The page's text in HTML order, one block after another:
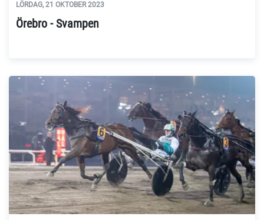
LÖRDAG, 21 OKTOBER 2023
Örebro - Svampen